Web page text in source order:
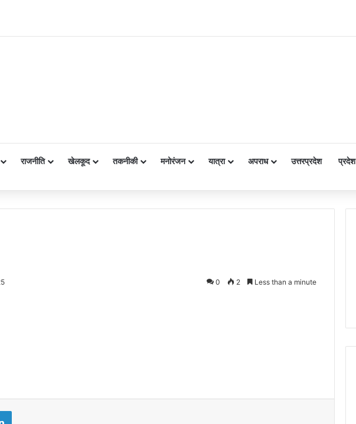
राजनीति खेलकूद तकनीकी मनोरंजन यात्रा अपराध उत्तरप्रदेश प्रदेश
0 2 Less than a minute
LinkedIn